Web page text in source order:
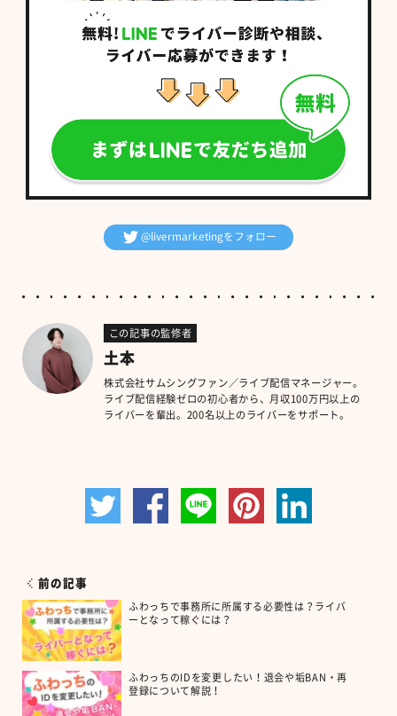
@livermarketingをフォロー
この記事の監修者
土本
株式会社サムシングファン／ライブ配信マネージャー。
ライブ配信経験ゼロの初心者から、月収100万円以上の
ライバーを輩出。200名以上のライバーをサポート。
前の記事
ふわっちで事務所に所属する必要性は？ライバ
ーとなって稼ぐには？
ふわっちのIDを変更したい！退会や垢BAN・再
登録について解説！